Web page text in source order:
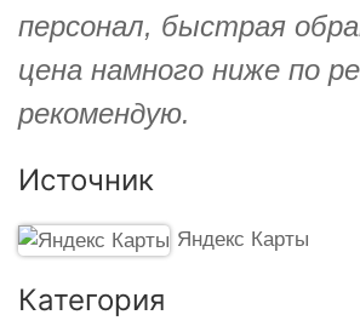
персонал, быстрая
цена намного ниже по
рекомендую.
Источник
Яндекс Карты
Категория